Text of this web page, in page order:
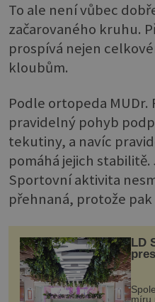
To ale není vůbec
začarovaného kruhu.
prospívá nejen
kloubům.
Podle ortopeda MUDr.
pravidelný pohyb
tekutiny, a navíc
pomáhá jejich
Sportovní aktivita
přehnaná, protože
LD
míru